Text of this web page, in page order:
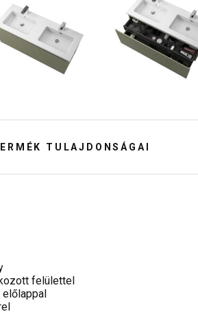
TULAJDONSÁGAI
felülettel